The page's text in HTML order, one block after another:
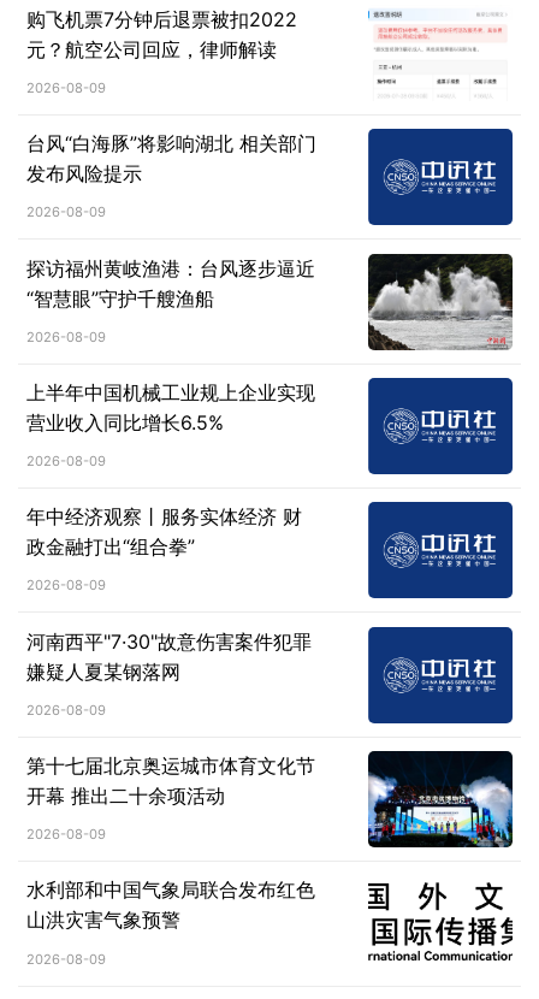
购飞机票7分钟后退票被扣2022
元？航空公司回应，律师解读
2026-08-09
台风“白海豚”将影响湖北 相关部门
发布风险提示
2026-08-09
探访福州黄岐渔港：台风逐步逼近
“智慧眼”守护千艘渔船
2026-08-09
上半年中国机械工业规上企业实现
营业收入同比增长6.5%
2026-08-09
年中经济观察丨服务实体经济 财
政金融打出“组合拳”
2026-08-09
河南西平"7·30"故意伤害案件犯罪
嫌疑人夏某钢落网
2026-08-09
第十七届北京奥运城市体育文化节
开幕 推出二十余项活动
2026-08-09
水利部和中国气象局联合发布红色
山洪灾害气象预警
2026-08-09